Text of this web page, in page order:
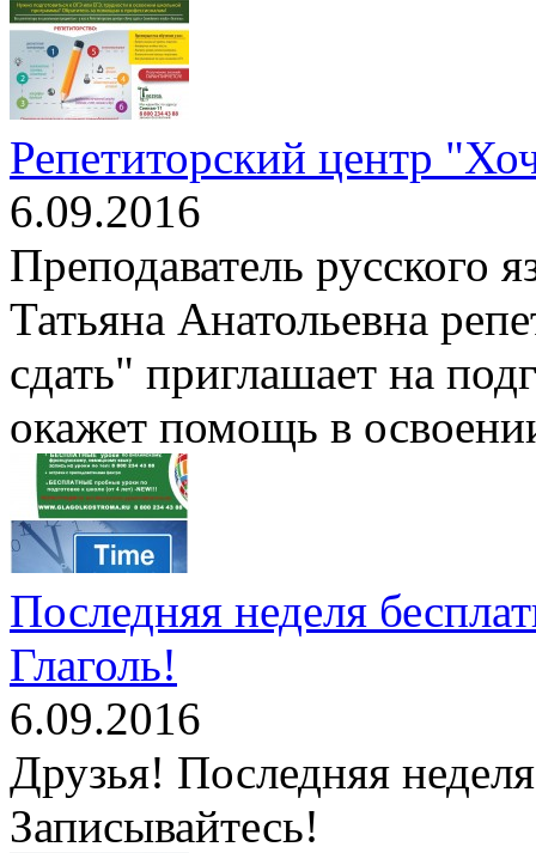
Репетиторский центр
6.09.2016
Преподаватель русского
Татьяна Анатольевна
сдать" приглашает на
окажет помощь в
Последняя неделя
Глаголь!
6.09.2016
Друзья! Последняя
Записывайтесь!